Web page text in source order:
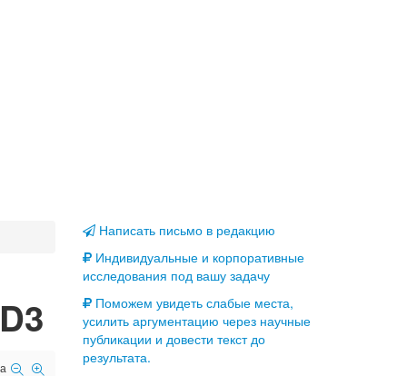
Написать письмо в редакцию
Индивидуальные и корпоративные
исследования под вашу задачу
Поможем увидеть слабые места,
усилить аргументацию через научные
публикации и довести текст до
результата.